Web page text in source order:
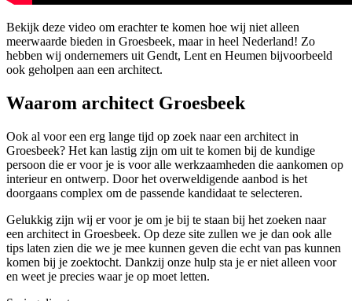
Bekijk deze video om erachter te komen hoe wij niet alleen
meerwaarde bieden in Groesbeek, maar in heel Nederland! Zo
hebben wij ondernemers uit Gendt, Lent en Heumen bijvoorbeeld
ook geholpen aan een architect.
Waarom architect Groesbeek
Ook al voor een erg lange tijd op zoek naar een architect in
Groesbeek? Het kan lastig zijn om uit te komen bij de kundige
persoon die er voor je is voor alle werkzaamheden die aankomen op
interieur en ontwerp. Door het overweldigende aanbod is het
doorgaans complex om de passende kandidaat te selecteren.
Gelukkig zijn wij er voor je om je bij te staan bij het zoeken naar
een architect in Groesbeek. Op deze site zullen we je dan ook alle
tips laten zien die we je mee kunnen geven die echt van pas kunnen
komen bij je zoektocht. Dankzij onze hulp sta je er niet alleen voor
en weet je precies waar je op moet letten.